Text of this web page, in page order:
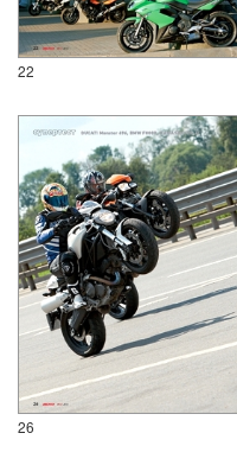
22
26